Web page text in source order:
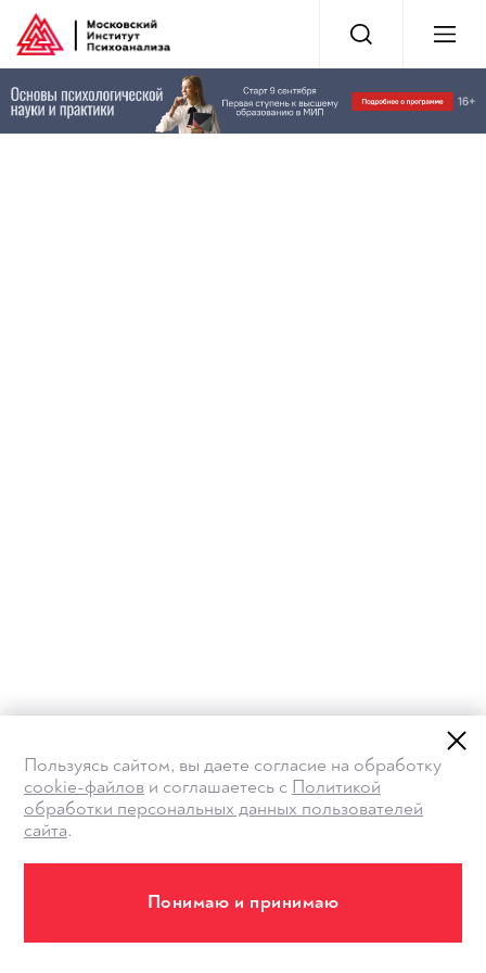
Пользуясь сайтом, вы даете согласие на обработку
cookie-файлови соглашаетесь с Политикой
обработки персональных данных пользователей
сайта.
Понимаю и принимаю